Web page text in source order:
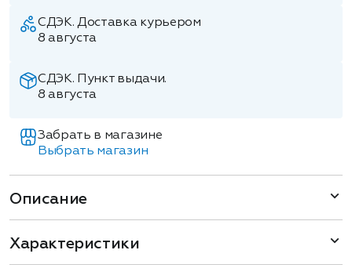
СДЭК. Доставка курьером
8 августа
СДЭК. Пункт выдачи.
8 августа
Забрать в магазине
Выбрать магазин
Описание
Характеристики